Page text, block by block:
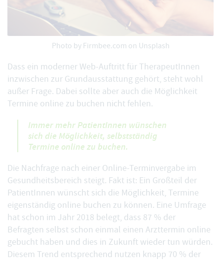
Photo by Firmbee.com on Unsplash
Dass ein moderner Web-Auftritt für TherapeutInnen
inzwischen zur Grundausstattung gehört, steht wohl
außer Frage. Dabei sollte aber auch die Möglichkeit
Termine online zu buchen nicht fehlen.
Immer mehr PatientInnen wünschen
sich die Möglichkeit, selbstständig
Termine online zu buchen.
Die Nachfrage nach einer Online-Terminvergabe im
Gesundheitsbereich steigt. Fakt ist: Ein Großteil der
PatientInnen wünscht sich die Möglichkeit, Termine
eigenständig online buchen zu können. Eine Umfrage
hat schon im Jahr 2018 belegt, dass 87 % der
Befragten selbst schon einmal einen Arzttermin online
gebucht haben und dies in Zukunft wieder tun würden.
Diesem Trend entsprechend nutzen knapp 70 % der